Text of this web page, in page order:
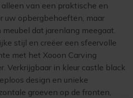
van een praktische en
uw opbergbehoeften, maar
dat jarenlang meegaat.
stijl en creëer een sfeervolle
met het Xooon Carving
Verkrijgbaar in kleur castle black
design en unieke
groeven op de fronten,